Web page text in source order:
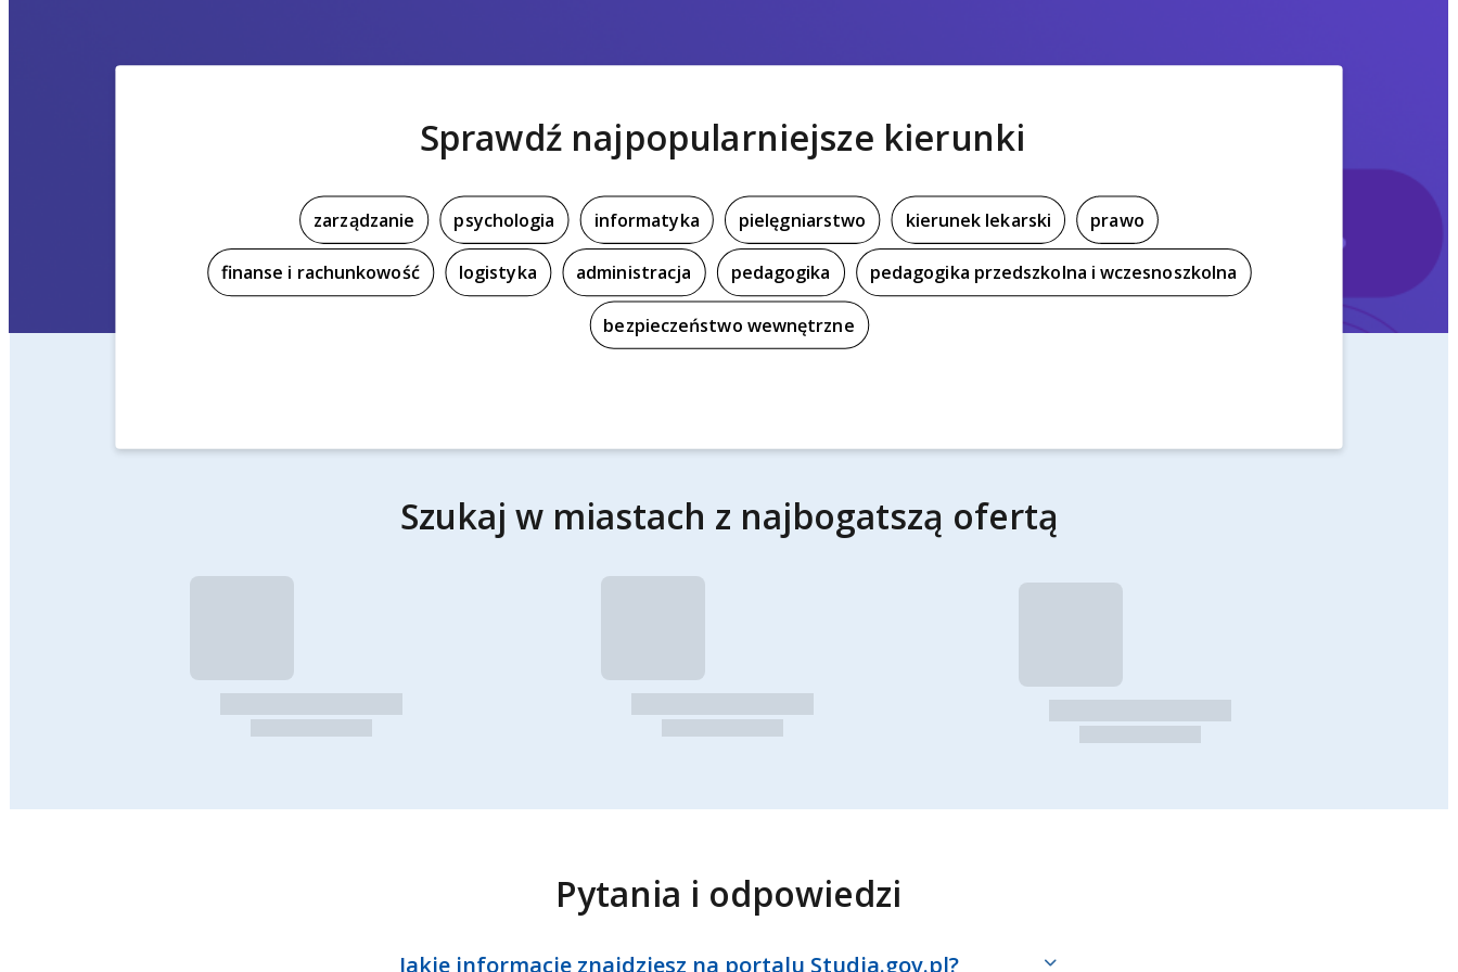
Sprawdź najpopularniejsze kierunki
zarządzanie psychologia informatyka pielęgniarstwo kierunek lekarski prawo
finanse i rachunkowość logistyka administracja pedagogika pedagogika przedszkolna i wczesnoszkolna
bezpieczeństwo wewnętrzne
Szukaj w miastach z najbogatszą ofertą
Pytania i odpowiedzi
Jakie informacje znajdziesz na portalu Studia.gov.pl?